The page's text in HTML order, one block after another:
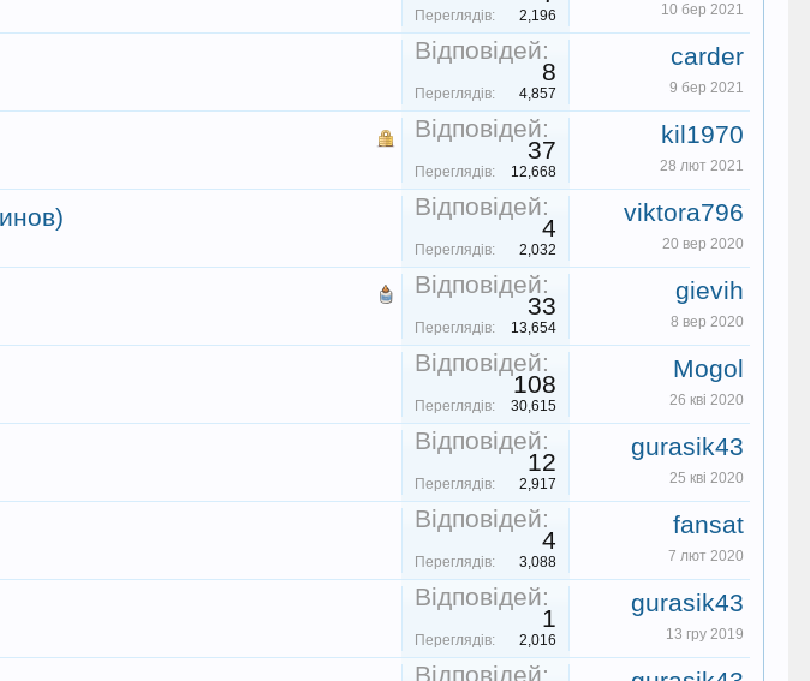
Переглядів: 2,196 10 бер 2021
Відповідей:
8
Переглядів: 4,857
carder
9 бер 2021
Відповідей:
37
Переглядів: 12,668
kil1970
28 лют 2021
Відповідей:
4
Переглядів: 2,032
viktora796
20 вер 2020
Відповідей:
33
Переглядів: 13,654
gievih
8 вер 2020
Відповідей:
108
Переглядів: 30,615
Mogol
26 кві 2020
Відповідей:
12
Переглядів: 2,917
gurasik43
25 кві 2020
Відповідей:
4
Переглядів: 3,088
fansat
7 лют 2020
Відповідей:
1
Переглядів: 2,016
gurasik43
13 гру 2019
Відповідей: